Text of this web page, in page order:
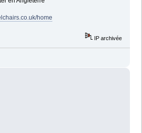
home
IP archivée